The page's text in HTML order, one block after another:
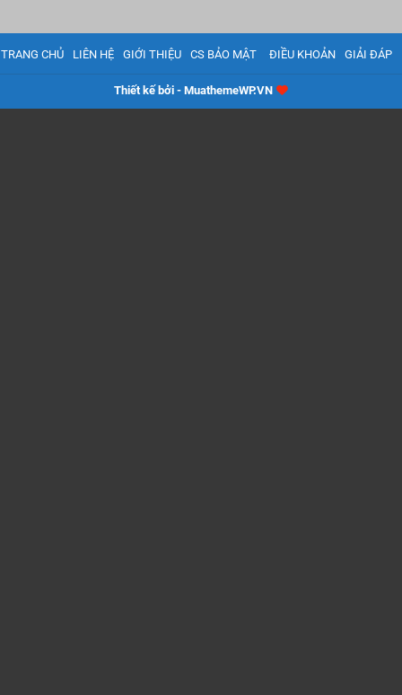
TRANG CHỦ LIÊN HỆ GIỚI THIỆU CS BẢO MẬT ĐIỀU KHOẢN GIẢI ĐÁP
Thiết kế bởi - MuathemeWP.VN